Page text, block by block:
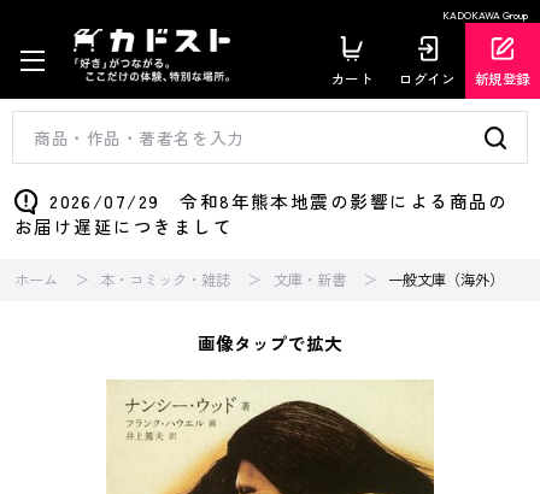
KADOKAWA Group
カート ログイン 新規登録
2026/07/29 令和8年熊本地震の影響による商品の
お届け遅延につきまして
ホーム 本・コミック・雑誌 文庫・新書 一般文庫（海外）
画像タップで拡大